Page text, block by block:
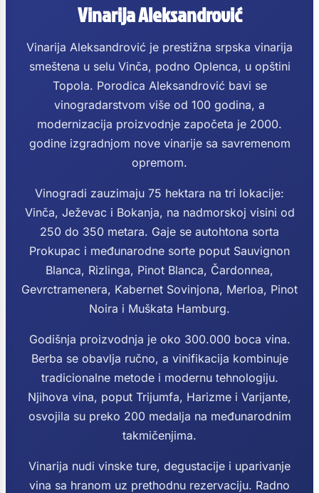
Vinarija Aleksandrović
Vinarija Aleksandrović je prestižna srpska vinarija
smeštena u selu Vinča, podno Oplenca, u opštini
Topola. Porodica Aleksandrović bavi se
vinogradarstvom više od 100 godina, a
modernizacija proizvodnje započeta je 2000.
godine izgradnjom nove vinarije sa savremenom
opremom.
Vinogradi zauzimaju 75 hektara na tri lokacije:
Vinča, Ježevac i Bokanja, na nadmorskoj visini od
250 do 350 metara. Gaje se autohtona sorta
Prokupac i međunarodne sorte poput Sauvignon
Blanca, Rizlinga, Pinot Blanca, Čardonnea,
Gevrctramenera, Kabernet Sovinjona, Merloa, Pinot
Noira i Muškata Hamburg.
Godišnja proizvodnja je oko 300.000 boca vina.
Berba se obavlja ručno, a vinifikacija kombinuje
tradicionalne metode i modernu tehnologiju.
Njihova vina, poput Trijumfa, Harizme i Varijante,
osvojila su preko 200 medalja na međunarodnim
takmičenjima.
Vinarija nudi vinske ture, degustacije i uparivanje
vina sa hranom uz prethodnu rezervaciju. Radno